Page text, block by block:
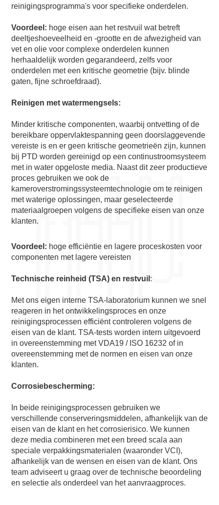
reinigingsprogramma's voor specifieke onderdelen.
Voordeel: hoge eisen aan het restvuil wat betreft
deeltjeshoeveelheid en -grootte en de afwezigheid van
vet en olie voor complexe onderdelen kunnen
herhaaldelijk worden gegarandeerd, zelfs voor
onderdelen met een kritische geometrie (bijv. blinde
gaten, fijne schroefdraad).
Reinigen met watermengsels:
Minder kritische componenten, waarbij ontvetting of de
bereikbare oppervlaktespanning geen doorslaggevende
vereiste is en er geen kritische geometrieën zijn, kunnen
bij PTD worden gereinigd op een continustroomsysteem
met in water opgeloste media. Naast dit zeer productieve
proces gebruiken we ook de
kameroverstromingssysteemtechnologie om te reinigen
met waterige oplossingen, maar geselecteerde
materiaalgroepen volgens de specifieke eisen van onze
klanten.
Voordeel: hoge efficiëntie en lagere proceskosten voor
componenten met lagere vereisten
Technische reinheid (TSA) en restvuil :
Met ons eigen interne TSA-laboratorium kunnen we snel
reageren in het ontwikkelingsproces en onze
reinigingsprocessen efficiënt controleren volgens de
eisen van de klant. TSA-tests worden intern uitgevoerd
in overeenstemming met VDA19 / ISO 16232 of in
overeenstemming met de normen en eisen van onze
klanten.
Corrosiebescherming:
In beide reinigingsprocessen gebruiken we
verschillende conserveringsmiddelen, afhankelijk van de
eisen van de klant en het corrosierisico. We kunnen
deze media combineren met een breed scala aan
speciale verpakkingsmaterialen (waaronder VCI),
afhankelijk van de wensen en eisen van de klant. Ons
team adviseert u graag over de technische beoordeling
en selectie als onderdeel van het aanvraagproces.